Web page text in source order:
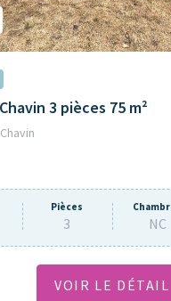
3 pièces 75 m²
Pièces
3 NC
VOIR LE DÉTAIL